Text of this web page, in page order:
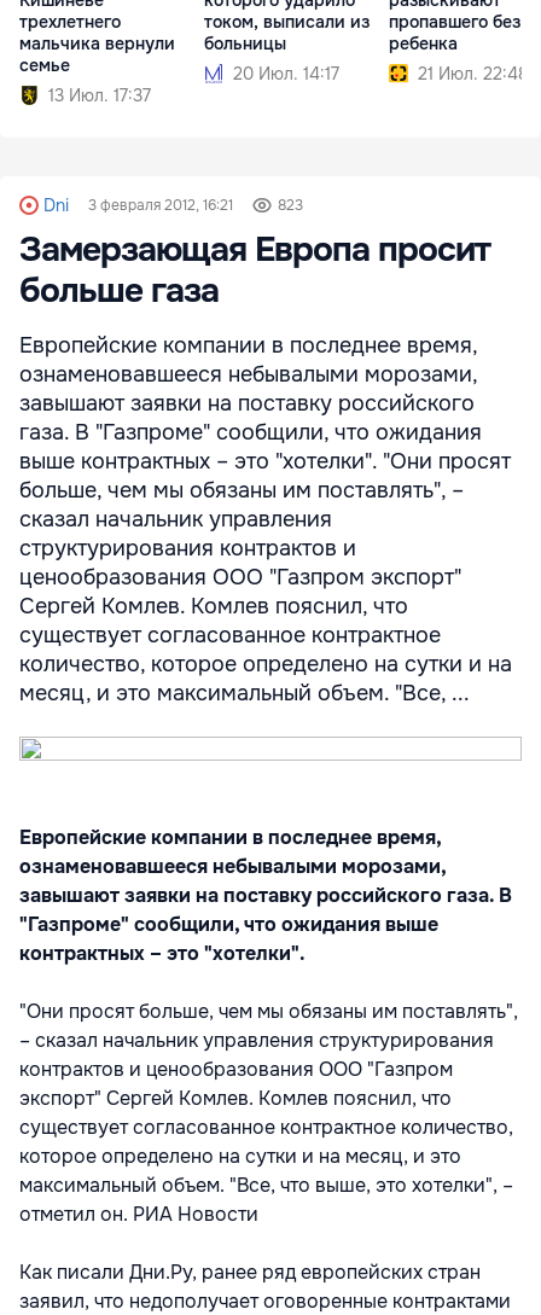
трехлетнего
мальчика вернули
семье
13 Июл. 17:37
током, выписали из
больницы
20 Июл. 14:17
пропавшего без
ребенка
21 Июл. 22:48
Dni 3 февраля 2012, 16:21 823
Замерзающая Европа просит
больше газа
Европейские компании в последнее время,
ознаменовавшееся небывалыми морозами,
завышают заявки на поставку российского
газа. В "Газпроме" сообщили, что ожидания
выше контрактных – это "хотелки". "Они просят
больше, чем мы обязаны им поставлять", –
сказал начальник управления
структурирования контрактов и
ценообразования ООО "Газпром экспорт"
Сергей Комлев. Комлев пояснил, что
существует согласованное контрактное
количество, которое определено на сутки и на
месяц, и это максимальный объем. "Все, ...
Европейские компании в последнее время,
ознаменовавшееся небывалыми морозами,
завышают заявки на поставку российского газа. В
"Газпроме" сообщили, что ожидания выше
контрактных – это "хотелки".
"Они просят больше, чем мы обязаны им поставлять",
– сказал начальник управления структурирования
контрактов и ценообразования ООО "Газпром
экспорт" Сергей Комлев. Комлев пояснил, что
существует согласованное контрактное количество,
которое определено на сутки и на месяц, и это
максимальный объем. "Все, что выше, это хотелки", –
отметил он. РИА Новости
Как писали Дни.Ру, ранее ряд европейских стран
заявил, что недополучает оговоренные контрактами